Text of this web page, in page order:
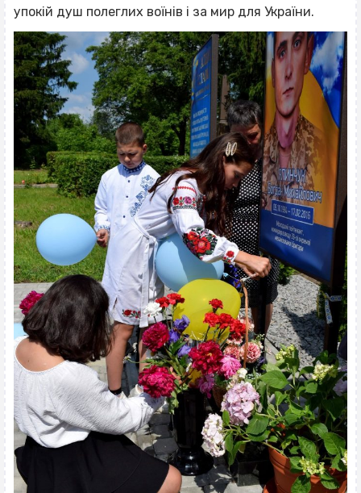
упокій душ полеглих воїнів і за мир для України.